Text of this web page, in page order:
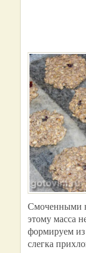
Смоченными
этому масса
формируем
слегка